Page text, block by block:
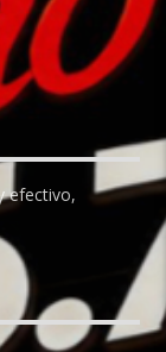
efectivo,